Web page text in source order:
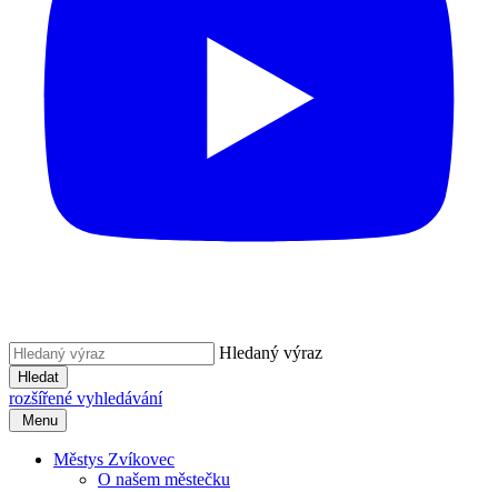
Hledaný výraz
Hledat
rozšířené vyhledávání
Menu
Městys Zvíkovec
O našem městečku